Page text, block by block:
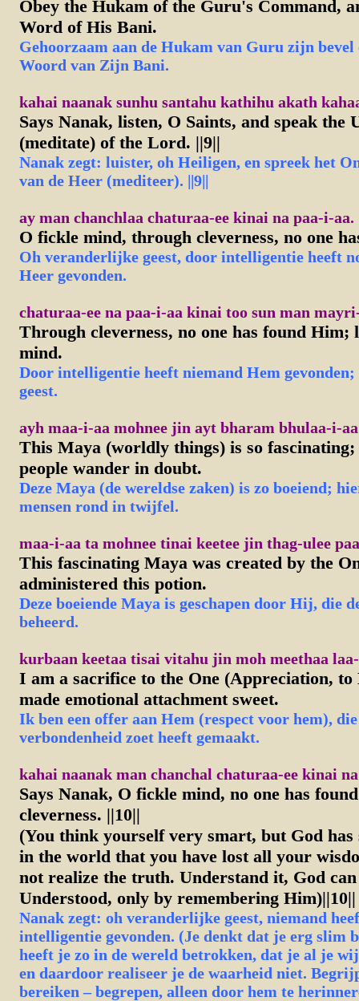
Obey the Hukam of the Guru's Command,
Word of His Bani.
Gehoorzaam aan de Hukam van Guru zijn bevel
Woord van Zijn Bani.
kahai naanak sunhu santahu kathihu akath
Says Nanak, listen, O Saints, and speak the
(meditate) of the Lord. ||9||
Nanak zegt: luister, oh Heiligen, en spreek het
van de Heer (mediteer). ||9||
ay man chanchlaa chaturaa-ee kinai na paa-i-aa.
O fickle mind, through cleverness, no one
Oh veranderlijke geest, door intelligentie heeft
Heer gevonden.
chaturaa-ee na paa-i-aa kinai too sun man
Through cleverness, no one has found Him;
mind.
Door intelligentie heeft niemand Hem
geest.
ayh maa-i-aa mohnee jin ayt bharam bhulaa-i-
This Maya (worldly things) is so fascinating;
people wander in doubt.
Deze Maya (de wereldse zaken) is zo boeiend;
mensen rond in twijfel.
maa-i-aa ta mohnee tinai keetee jin thag-ulee
This fascinating Maya was created by the
administered this potion.
Deze boeiende Maya is geschapen door Hij, die
beheerd.
kurbaan keetaa tisai vitahu jin moh meethaa
I am a sacrifice to the One (Appreciation, to
made emotional attachment sweet.
Ikben een offer aan Hem (respect voor hem),
verbondenheid zoet heeft gemaakt.
kahai naanak man chanchal chaturaa-ee kinai na
Says Nanak, O fickle mind, no one has
cleverness. ||10||
(You think yourself very smart, but God has
in the world that you have lost all your
not realize the truth. Understand it, God can
Understood, only by remembering Him)||10||
Nanak zegt: oh veranderlijke geest, niemand
intelligentie gevonden. (Je denkt dat je erg slim
heeft je zo in de wereld betrokken, dat je al je
en daardoor realiseer je de waarheid niet.
bereiken – begrepen, alleen door hem te